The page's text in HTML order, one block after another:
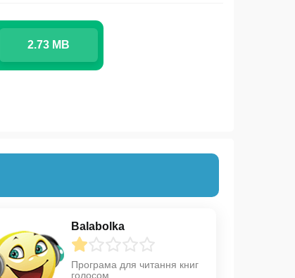
2.73 MB
Balabolka
Програма для читання книг
голосом